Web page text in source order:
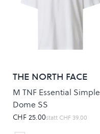
THE NORTH FACE
M TNF Essential Simple
Dome SS
CHF 25.00statt CHF 39.00